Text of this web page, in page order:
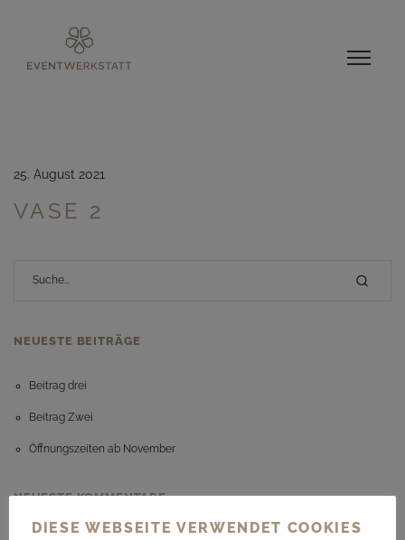
25. August 2021
VASE 2
NEUESTE BEITRÄGE
Beitrag drei
Beitrag Zwei
Öffnungszeiten ab November
NEUESTE KOMMENTARE
DIESE WEBSEITE VERWENDET COOKIES